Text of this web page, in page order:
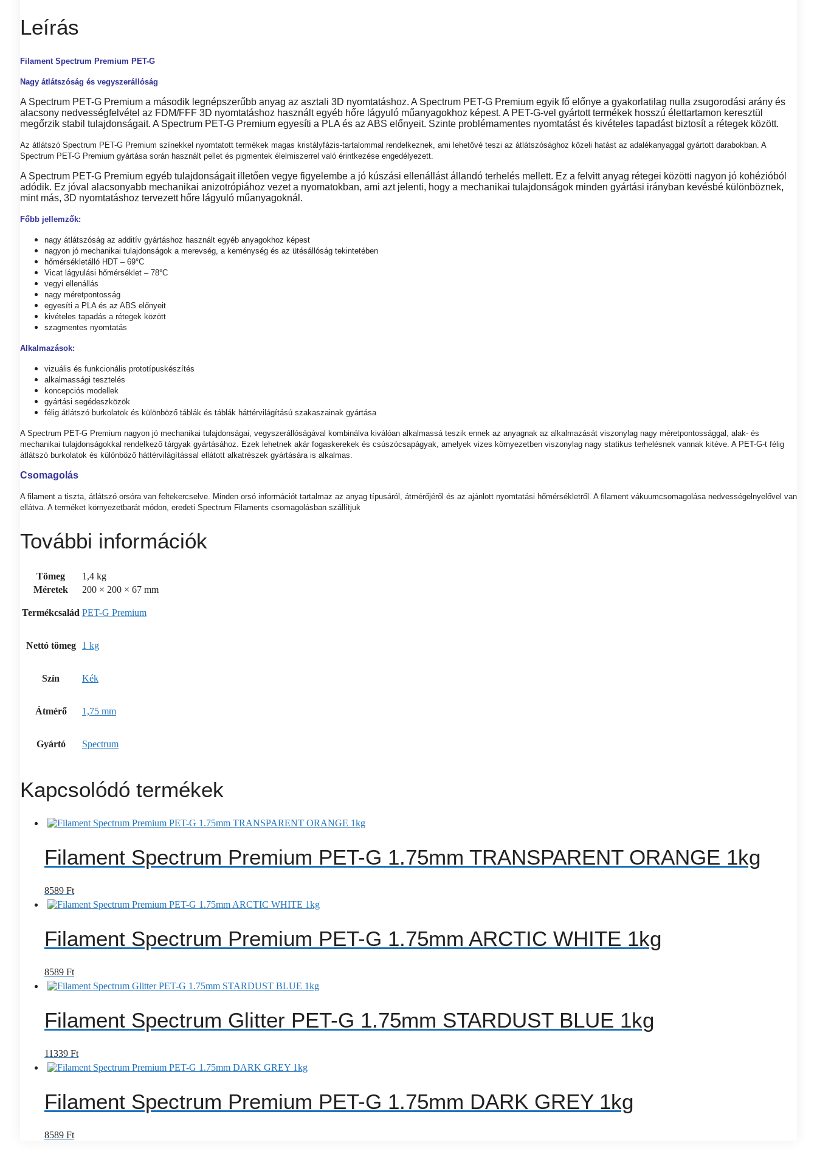
Leírás
Filament Spectrum Premium PET-G
Nagy átlátszóság és vegyszerállóság
A Spectrum PET-G Premium a második legnépszerűbb anyag az asztali 3D nyomtatáshoz. A Spectrum PET-G Premium egyik fő előnye a gyakorlatilag nulla zsugorodási arány és
alacsony nedvességfelvétel az FDM/FFF 3D nyomtatáshoz használt egyéb hőre lágyuló műanyagokhoz képest. A PET-G-vel gyártott termékek hosszú élettartamon keresztül
megőrzik stabil tulajdonságait. A Spectrum PET-G Premium egyesíti a PLA és az ABS előnyeit. Szinte problémamentes nyomtatást és kivételes tapadást biztosít a rétegek között.
Az átlátszó Spectrum PET-G Premium színekkel nyomtatott termékek magas kristályfázis-tartalommal rendelkeznek, ami lehetővé teszi az átlátszósághoz közeli hatást az adalékanyaggal gyártott darabokban. A
Spectrum PET-G Premium gyártása során használt pellet és pigmentek élelmiszerrel való érintkezése engedélyezett.
A Spectrum PET-G Premium egyéb tulajdonságait illetően vegye figyelembe a jó kúszási ellenállást állandó terhelés mellett. Ez a felvitt anyag rétegei közötti nagyon jó kohézióból
adódik. Ez jóval alacsonyabb mechanikai anizotrópiához vezet a nyomatokban, ami azt jelenti, hogy a mechanikai tulajdonságok minden gyártási irányban kevésbé különböznek,
mint más, 3D nyomtatáshoz tervezett hőre lágyuló műanyagoknál.
Főbb jellemzők:
nagy átlátszóság az additív gyártáshoz használt egyéb anyagokhoz képest
nagyon jó mechanikai tulajdonságok a merevség, a keménység és az ütésállóság tekintetében
hőmérsékletálló HDT – 69°C
Vicat lágyulási hőmérséklet – 78°C
vegyi ellenállás
nagy méretpontosság
egyesíti a PLA és az ABS előnyeit
kivételes tapadás a rétegek között
szagmentes nyomtatás
Alkalmazások:
vizuális és funkcionális prototípuskészítés
alkalmassági tesztelés
koncepciós modellek
gyártási segédeszközök
félig átlátszó burkolatok és különböző táblák és táblák háttérvilágítású szakaszainak gyártása
A Spectrum PET-G Premium nagyon jó mechanikai tulajdonságai, vegyszerállóságával kombinálva kiválóan alkalmassá teszik ennek az anyagnak az alkalmazását viszonylag nagy méretpontossággal, alak- és
mechanikai tulajdonságokkal rendelkező tárgyak gyártásához. Ezek lehetnek akár fogaskerekek és csúszócsapágyak, amelyek vizes környezetben viszonylag nagy statikus terhelésnek vannak kitéve. A PET-G-t félig
átlátszó burkolatok és különböző háttérvilágítással ellátott alkatrészek gyártására is alkalmas.
Csomagolás
A filament a tiszta, átlátszó orsóra van feltekercselve. Minden orsó információt tartalmaz az anyag típusáról, átmérőjéről és az ajánlott nyomtatási hőmérsékletről. A filament vákuumcsomagolása nedvességelnyelővel van
ellátva. A terméket környezetbarát módon, eredeti Spectrum Filaments csomagolásban szállítjuk
További információk
Tömeg
1,4 kg
Méretek
200 × 200 × 67 mm
Termékcsalád PET-G Premium
Nettó tömeg 1 kg
Szín Kék
Átmérő 1,75 mm
Gyártó Spectrum
Kapcsolódó termékek
Filament Spectrum Premium PET-G 1.75mm TRANSPARENT ORANGE 1kg
8589 Ft
Filament Spectrum Premium PET-G 1.75mm ARCTIC WHITE 1kg
8589 Ft
Filament Spectrum Glitter PET-G 1.75mm STARDUST BLUE 1kg
11339 Ft
Filament Spectrum Premium PET-G 1.75mm DARK GREY 1kg
8589 Ft